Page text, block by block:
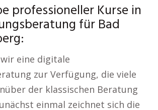
professioneller Kurse in
für Bad
eine digitale
zur Verfügung, die viele
der klassischen Beratung
einmal zeichnet sich die